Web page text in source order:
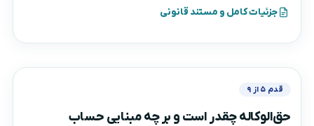
جزئیات کامل و مستند قانونی
قدم ۵ از ۹
حق‌الوکاله چقدر است و بر چه مبنایی حساب